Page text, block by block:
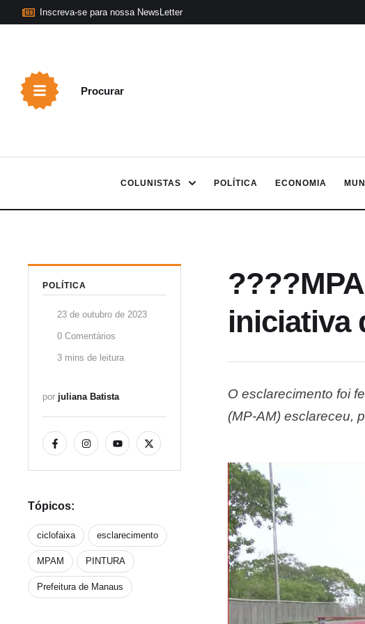
Inscreva-se para nossa NewsLetter
Procurar
COLUNISTAS POLÍTICA ECONOMIA
POLÍTICA
23 de outubro de 2023
0 Comentários
3 mins de leitura
por juliana Batista
Tópicos:
ciclofaixa esclarecimento
MPAM PINTURA
Prefeitura de Manaus
iniciativa
O esclarecimento foi
(MP-AM) esclareceu,
Manaus, foi iniciativa